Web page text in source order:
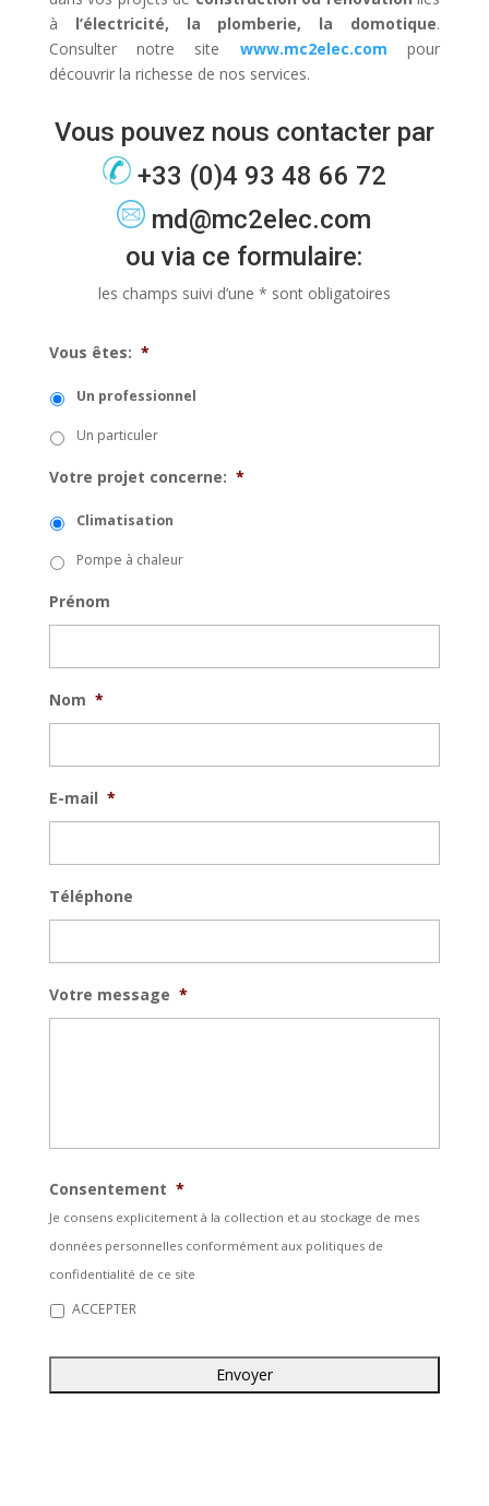
à l’électricité, la plomberie, la domotique.
Consulter notre site www.mc2elec.com pour
découvrir la richesse de nos services.
Vous pouvez nous contacter par
+33 (0)4 93 48 66 72
md@mc2elec.com
ou via ce formulaire:
les champs suivi d’une * sont obligatoires
Vous êtes: *
Un professionnel
Un particuler
Votre projet concerne: *
Climatisation
Pompe à chaleur
Prénom
Nom *
E-mail *
Téléphone
Votre message *
Consentement *
Je consens explicitement à la collection et au stockage de mes
données personnelles conformément aux politiques de
confidentialité de ce site
ACCEPTER